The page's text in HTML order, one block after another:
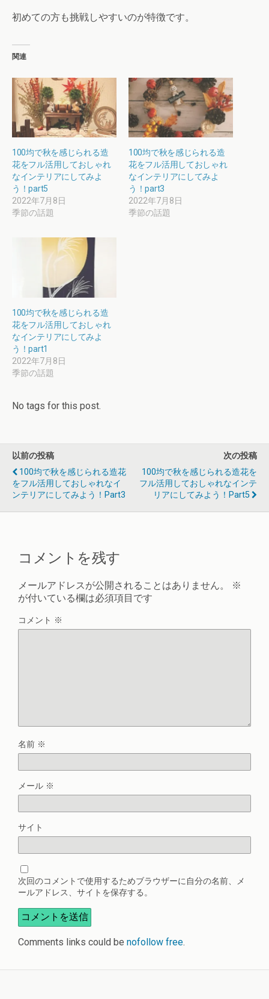
初めての方も挑戦しやすいのが特徴です。
関連
100均で秋を感じられる造
花をフル活用しておしゃれ
なインテリアにしてみよ
う！part5
2022年7月8日
季節の話題
100均で秋を感じられる造
花をフル活用しておしゃれ
なインテリアにしてみよ
う！part3
2022年7月8日
季節の話題
100均で秋を感じられる造
花をフル活用しておしゃれ
なインテリアにしてみよ
う！part1
2022年7月8日
季節の話題
No tags for this post.
以前の投稿
100均で秋を感じられる造花
をフル活用しておしゃれなイ
ンテリアにしてみよう！part3
次の投稿
100均で秋を感じられる造花を
フル活用しておしゃれなインテ
リアにしてみよう！part5
コメントを残す
メールアドレスが公開されることはありません。
※
が付いている欄は必須項目です
コメント ※
名前 ※
メール ※
サイト
次回のコメントで使用するためブラウザーに自分の名前、メ
ールアドレス、サイトを保存する。
Comments links could be nofollow free.